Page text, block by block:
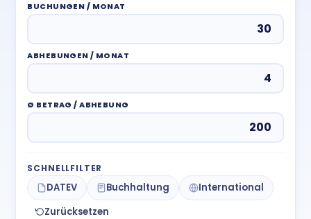
BUCHUNGEN / MONAT
ABHEBUNGEN / MONAT
Ø BETRAG / ABHEBUNG
SCHNELLFILTER
DATEV Buchhaltung
International
Zurücksetzen